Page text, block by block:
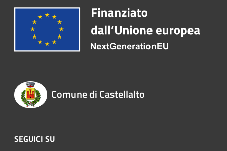
Comune di Castellalto
SEGUICI SU